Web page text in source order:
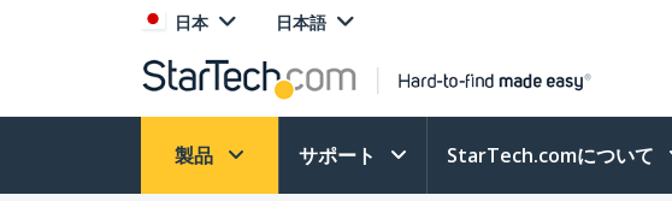
日本 日本語
製品 サポート StarTech.comについて